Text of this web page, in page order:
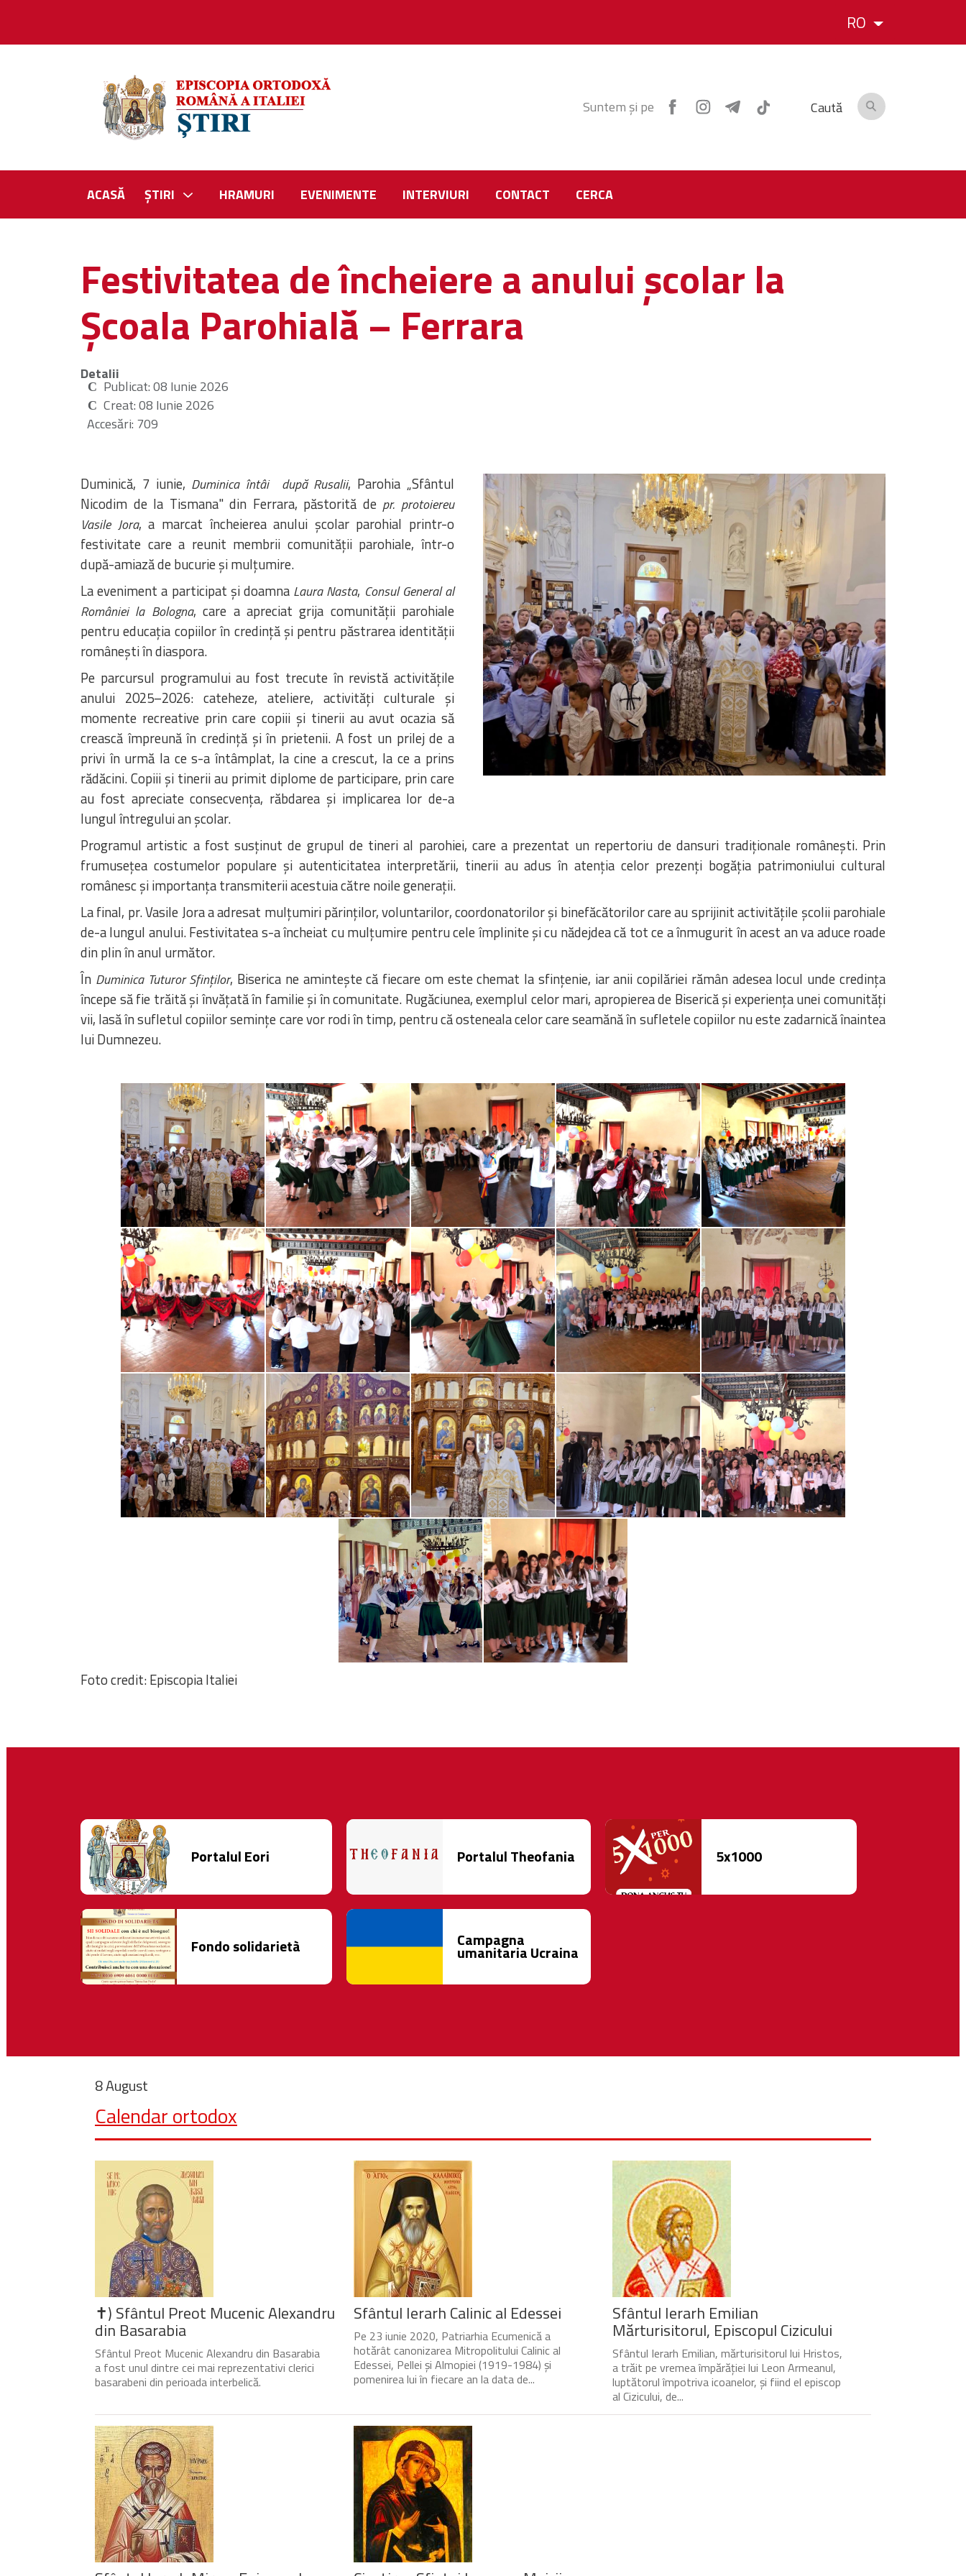
RO
Suntem și pe Caută
ACASĂ ȘTIRI HRAMURI EVENIMENTE INTERVIURI CONTACT CERCA
Festivitatea de încheiere a anului școlar la
Școala Parohială – Ferrara
Detalii
Publicat: 08 Iunie 2026
Creat: 08 Iunie 2026
Accesări: 709
Duminică, 7 iunie, Duminica întâi după Rusalii, Parohia „Sfântul
Nicodim de la Tismana" din Ferrara, păstorită de pr. protoiereu
Vasile Jora, a marcat încheierea anului școlar parohial printr-o
festivitate care a reunit membrii comunității parohiale, într-o
după-amiază de bucurie și mulțumire.
La eveniment a participat și doamna Laura Nasta, Consul General al
României la Bologna, care a apreciat grija comunității parohiale
pentru educația copiilor în credință și pentru păstrarea identității
românești în diaspora.
Pe parcursul programului au fost trecute în revistă activitățile
anului 2025–2026: cateheze, ateliere, activități culturale și
momente recreative prin care copiii și tinerii au avut ocazia să
crească împreună în credință și în prietenii. A fost un prilej de a
privi în urmă la ce s-a întâmplat, la cine a crescut, la ce a prins
rădăcini. Copiii și tinerii au primit diplome de participare, prin care
au fost apreciate consecvența, răbdarea și implicarea lor de-a
lungul întregului an școlar.
Programul artistic a fost susținut de grupul de tineri al parohiei, care a prezentat un repertoriu de dansuri tradiționale românești. Prin
frumusețea costumelor populare și autenticitatea interpretării, tinerii au adus în atenția celor prezenți bogăția patrimoniului cultural
românesc și importanța transmiterii acestuia către noile generații.
La final, pr. Vasile Jora a adresat mulțumiri părinților, voluntarilor, coordonatorilor și binefăcătorilor care au sprijinit activitățile școlii parohiale
de-a lungul anului. Festivitatea s-a încheiat cu mulțumire pentru cele împlinite și cu nădejdea că tot ce a înmugurit în acest an va aduce roade
din plin în anul următor.
În Duminica Tuturor Sfinților, Biserica ne amintește că fiecare om este chemat la sfințenie, iar anii copilăriei rămân adesea locul unde credința
începe să fie trăită și învățată în familie și în comunitate. Rugăciunea, exemplul celor mari, apropierea de Biserică și experiența unei comunități
vii, lasă în sufletul copiilor semințe care vor rodi în timp, pentru că osteneala celor care seamănă în sufletele copiilor nu este zadarnică înaintea
lui Dumnezeu.
Foto credit: Episcopia Italiei
Portalul Eori Portalul Theofania 5x1000
Fondo solidarietà Campagna
umanitaria Ucraina
8 August
Calendar ortodox
✝) Sfântul Preot Mucenic Alexandru
din Basarabia
Sfântul Preot Mucenic Alexandru din Basarabia
a fost unul dintre cei mai reprezentativi clerici
basarabeni din perioada interbelică.
Sfântul Ierarh Calinic al Edessei
Pe 23 iunie 2020, Patriarhia Ecumenică a
hotărât canonizarea Mitropolitului Calinic al
Edessei, Pellei și Almopiei (1919-1984) și
pomenirea lui în fiecare an la data de...
Sfântul Ierarh Emilian
Mărturisitorul, Episcopul Cizicului
Sfântul Ierarh Emilian, mărturisitorul lui Hristos,
a trăit pe vremea împărăției lui Leon Armeanul,
luptătorul împotriva icoanelor, și fiind el episcop
al Cizicului, de...